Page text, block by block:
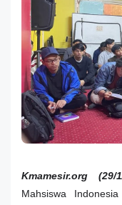
Kmamesir.org (29/
Mahsiswa